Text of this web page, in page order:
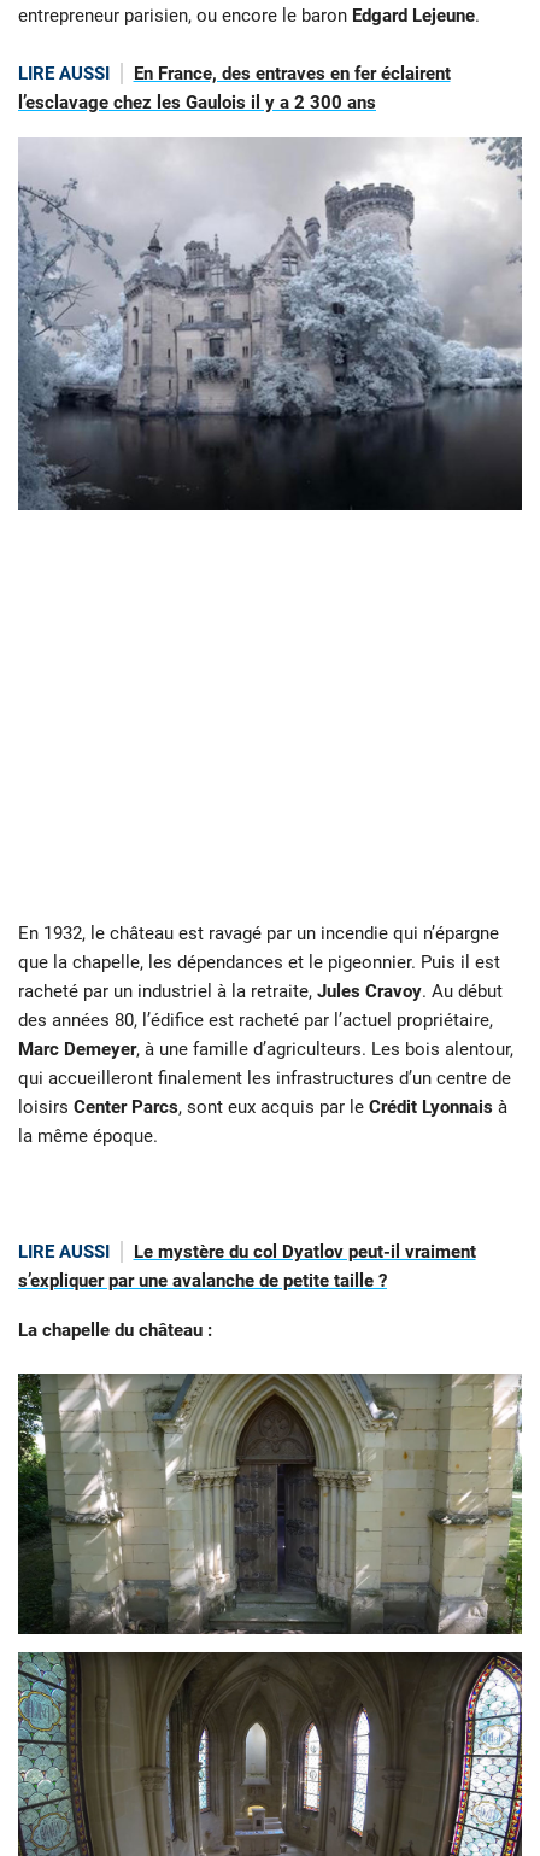
entrepreneur parisien, ou encore le baron Edgard Lejeune.
LIRE AUSSI
En France, des entraves en fer éclairent
l’esclavage chez les Gaulois il y a 2 300 ans
En 1932, le château est ravagé par un incendie qui n’épargne
que la chapelle, les dépendances et le pigeonnier. Puis il est
racheté par un industriel à la retraite, Jules Cravoy. Au début
des années 80, l’édifice est racheté par l’actuel propriétaire,
Marc Demeyer, à une famille d’agriculteurs. Les bois alentour,
qui accueilleront finalement les infrastructures d’un centre de
loisirs Center Parcs, sont eux acquis par le Crédit Lyonnais à
la même époque.
LIRE AUSSI
Le mystère du col Dyatlov peut-il vraiment
s’expliquer par une avalanche de petite taille ?
La chapelle du château :